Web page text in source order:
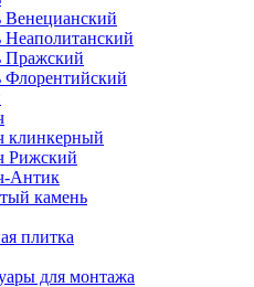
Венецианский
Неаполитанский
Пражский
Флорентийский
клинкерный
Рижский
Антик
камень
плитка
для монтажа